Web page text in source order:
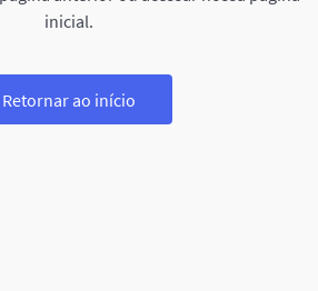
inicial.
Retornar ao início